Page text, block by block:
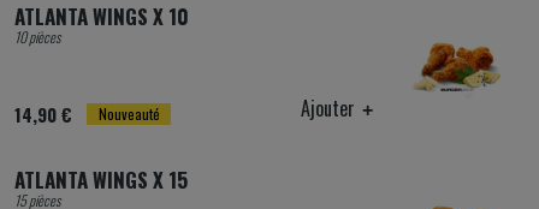
Nouveauté
ATLANTA WINGS X 10
10 pièces
14,90 € Ajouter
ATLANTA WINGS X 15
15 pièces